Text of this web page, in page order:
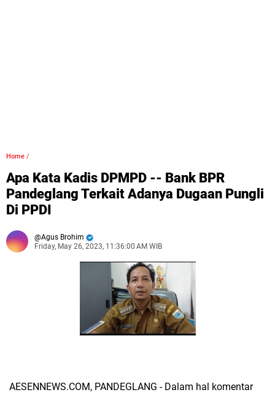
Home /
Apa Kata Kadis DPMPD -- Bank BPR
Pandeglang Terkait Adanya Dugaan Pungli
Di PPDI
Agus Brohim
Friday, May 26, 2023, 11:36:00 AM WIB
AESENNEWS.COM, PANDEGLANG - Dalam hal komentar